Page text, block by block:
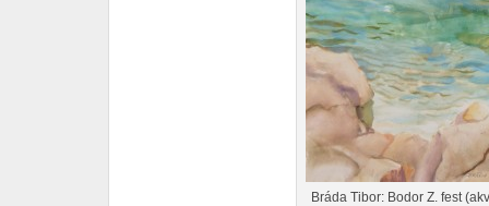
Bráda Tibor: Bodor Z. fest